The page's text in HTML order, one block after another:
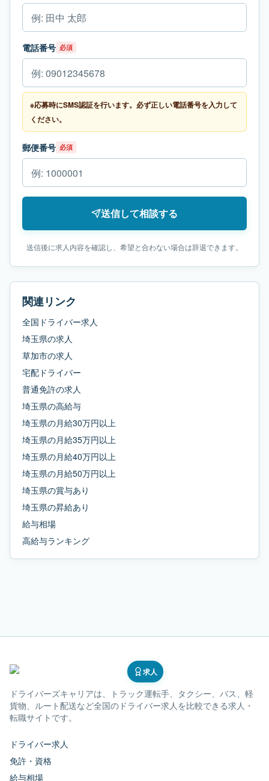
電話番号 必須
※応募時にSMS認証を行います。必ず正しい電話番号を入力して
ください。
郵便番号 必須
送信して相談する
送信後に求人内容を確認し、希望と合わない場合は辞退できます。
関連リンク
全国ドライバー求人
埼玉県の求人
草加市の求人
宅配ドライバー
普通免許の求人
埼玉県の高給与
埼玉県の月給30万円以上
埼玉県の月給35万円以上
埼玉県の月給40万円以上
埼玉県の月給50万円以上
埼玉県の賞与あり
埼玉県の昇給あり
給与相場
高給与ランキング
求人
ドライバーズキャリアは、トラック運転手、タクシー、バス、軽
貨物、ルート配送など全国のドライバー求人を比較できる求人・
転職サイトです。
ドライバー求人
免許・資格
給与相場